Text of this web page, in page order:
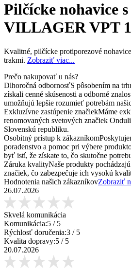
Pilčícke nohavice
VILLAGER VPT
Kvalitné, pilčícke protiporezové
trakmi. Zobraziť viac...
Prečo nakupovať u nás?
Dlhoročná odbornosťS pôsobením na
získali cenné skúsenosti a odborné
umožňujú lepšie rozumieť potrebám
Exkluzívne zastúpenie značiekMáme
renomovaných svetových značiek
Slovenskú republiku.
Osobitný prístup k zákazníkom
poradenstvo a pomoc pri výbere
byť istí, že získate to, čo skutočne
Záruka kvalityNaše produkty
značiek, čo zabezpečuje ich vysokú
Hodnotenia našich zákazníkovZobraziť
26.07.2026
Skvelá komunikácia
Komunikácia:5 / 5
Rýchlosť doručenia:3 / 5
Kvalita dopravy:5 / 5
20.07.2026